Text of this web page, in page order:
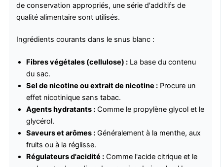
de conservation appropriés, une série d'additifs de
qualité alimentaire sont utilisés.
Ingrédients courants dans le snus blanc :
Fibres végétales (cellulose) :La base du contenu
du sac.
Sel de nicotine ou extrait de nicotine :Procure un
effet nicotinique sans tabac.
Agents hydratants :Comme le propylène glycol et le
glycérol.
Saveurs et arômes :Généralement à la menthe, aux
fruits ou à la réglisse.
Régulateurs d'acidité :Comme l'acide citrique et le